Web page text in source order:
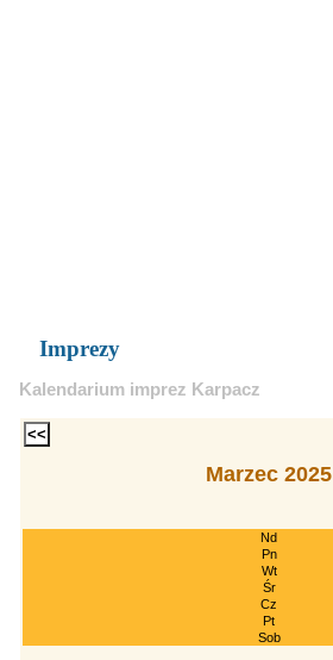
Imprezy
Kalendarium imprez Karpacz
Marzec 2025
Nd
Pn
Wt
Śr
Cz
Pt
Sob